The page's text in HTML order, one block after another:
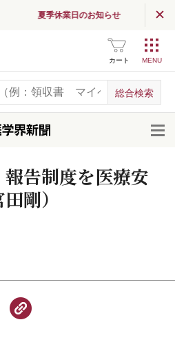
夏季休業日のお知らせ
カート
告制度を医療安
剛）